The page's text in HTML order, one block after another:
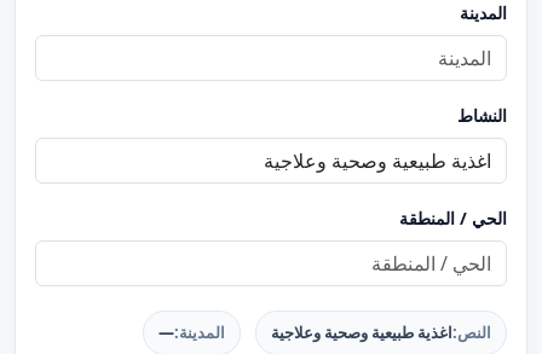
المدينة
النشاط
الحي / المنطقة
النص:اغذية طبيعية وصحية وعلاجية المدينة:—